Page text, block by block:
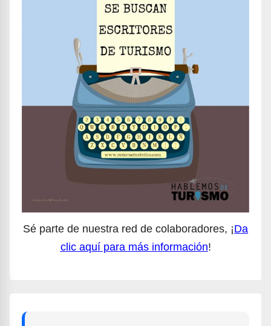
Sé parte de nuestra red de colaboradores, ¡Da
clic aquí para más información!